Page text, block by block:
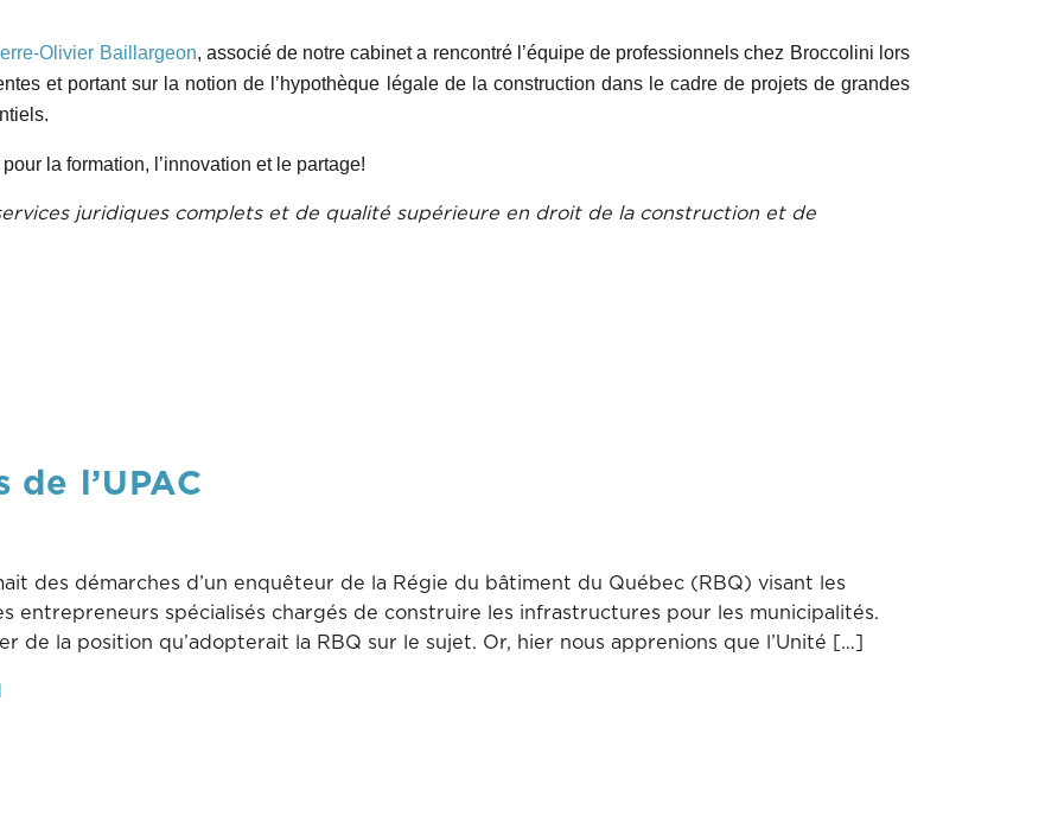
Olivier Baillargeon, associé de notre cabinet a rencontré l’équipe de professionnels chez Broccolini lors
et portant sur la notion de l’hypothèque légale de la construction dans le cadre de projets de grandes
la formation, l’innovation et le partage!
juridiques complets et de qualité supérieure en droit de la construction et de
de l’UPAC
des démarches d’un enquêteur de la Régie du bâtiment du Québec (RBQ) visant les
entrepreneurs spécialisés chargés de construire les infrastructures pour les municipalités.
de la position qu’adopterait la RBQ sur le sujet. Or, hier nous apprenions que l’Unité […]